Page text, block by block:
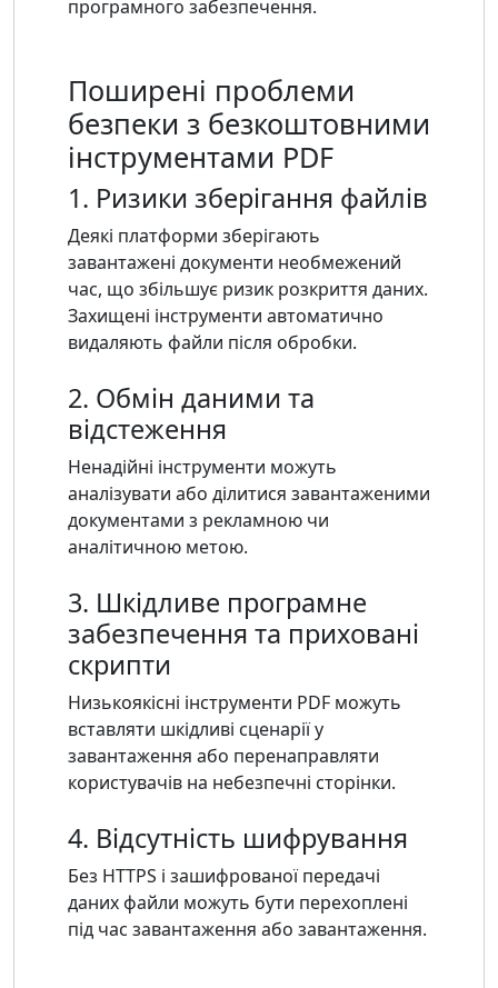
програмного забезпечення.
Поширені проблеми
безпеки з безкоштовними
інструментами PDF
1. Ризики зберігання файлів
Деякі платформи зберігають
завантажені документи необмежений
час, що збільшує ризик розкриття даних.
Захищені інструменти автоматично
видаляють файли після обробки.
2. Обмін даними та
відстеження
Ненадійні інструменти можуть
аналізувати або ділитися завантаженими
документами з рекламною чи
аналітичною метою.
3. Шкідливе програмне
забезпечення та приховані
скрипти
Низькоякісні інструменти PDF можуть
вставляти шкідливі сценарії у
завантаження або перенаправляти
користувачів на небезпечні сторінки.
4. Відсутність шифрування
Без HTTPS і зашифрованої передачі
даних файли можуть бути перехоплені
під час завантаження або завантаження.